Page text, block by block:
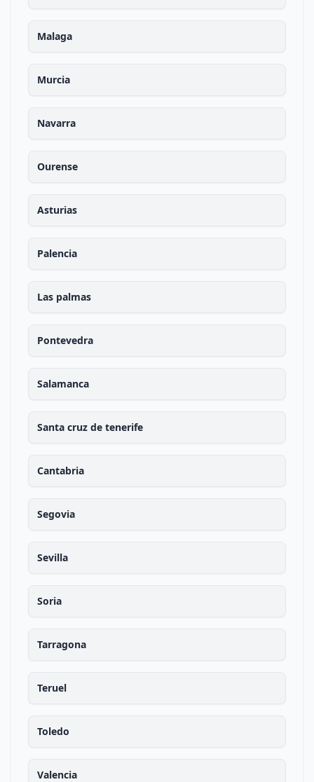
Malaga
Murcia
Navarra
Ourense
Asturias
Palencia
Las palmas
Pontevedra
Salamanca
Santa cruz de tenerife
Cantabria
Segovia
Sevilla
Soria
Tarragona
Teruel
Toledo
Valencia